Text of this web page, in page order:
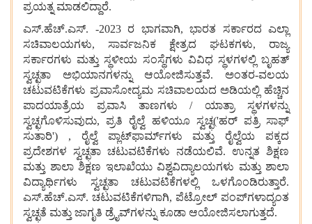
ಪ್ರಯತ್ನ ಮಾಡಲಿದ್ದಾರೆ.
ಎಸ್.ಹೆಚ್.ಎಸ್. -2023 ರ ಭಾಗವಾಗಿ, ಭಾರತ ಸರ್ಕಾರದ ಎಲ್ಲಾ
ಸಚಿವಾಲಯಗಳು, ಸಾರ್ವಜನಿಕ ಕ್ಷೇತ್ರದ ಘಟಕಗಳು, ರಾಜ್ಯ
ಸರ್ಕಾರಗಳು ಮತ್ತು ಸ್ಥಳೀಯ ಸಂಸ್ಥೆಗಳು ವಿವಿಧ ಸ್ಥಳಗಳಲ್ಲಿ ಬೃಹತ್
ಸ್ವಚ್ಛತಾ ಅಭಿಯಾನಗಳನ್ನು ಆಯೋಜಿಸುತ್ತವೆ. ಅಂತರ-ವಲಯ
ಚಟುವಟಿಕೆಗಳು ಪ್ರವಾಸೋದ್ಯಮ ಸಚಿವಾಲಯದ ಅಡಿಯಲ್ಲಿ ಹೆಚ್ಚಿನ
ಪಾದಯಾತ್ರೆಯ ಪ್ರವಾಸಿ ತಾಣಗಳು / ಯಾತ್ರಾ ಸ್ಥಳಗಳನ್ನು
ಸ್ವಚ್ಛಗೊಳಿಸುವುದು, ಪ್ರತಿ ರೈಲ್ವೆ ಹಳಿಯೂ ಸ್ವಚ್ಛ('ಹರ್ ಪತ್ರಿ ಸಾಫ್
ಸುತಾರಿ') , ರೈಲ್ವೆ ಪ್ಲಾಟ್‌ಫಾರ್ಮ್‌ಗಳು ಮತ್ತು ರೈಲ್ವೆಯ ಪಕ್ಕದ
ಪ್ರದೇಶಗಳ ಸ್ವಚ್ಛತಾ ಚಟುವಟಿಕೆಗಳು ನಡೆಯಲಿವೆ. ಉನ್ನತ ಶಿಕ್ಷಣ
ಮತ್ತು ಶಾಲಾ ಶಿಕ್ಷಣ ಇಲಾಖೆಯು ವಿಶ್ವವಿದ್ಯಾಲಯಗಳು ಮತ್ತು ಶಾಲಾ
ವಿದ್ಯಾರ್ಥಿಗಳು ಸ್ವಚ್ಛತಾ ಚಟುವಟಿಕೆಗಳಲ್ಲಿ ಒಳಗೊಂಡಿರುತ್ತಾರೆ.
ಎಸ್.ಹೆಚ್.ಎಸ್. ಚಟುವಟಿಕೆಗಳಿಗಾಗಿ, ಪೆಟ್ರೋಲ್ ಪಂಪ್‌ಗಳಾದ್ಯಂತ
ಸ್ವಚ್ಛತೆ ಮತ್ತು ಜಾಗೃತಿ ಡ್ರೈವ್‌ಗಳನ್ನು ಕೂಡಾ ಆಯೋಜಿಸಲಾಗುತ್ತದೆ.